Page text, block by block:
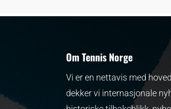
Om Tennis Norge
Vi er en nettavis med
dekker vi internasjonale